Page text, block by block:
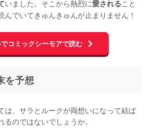
いました。そこから熱烈に愛されること
んでいてきゅんきゅんが止まりません！
コミックシーモアで読む
を予想
は、サラとルークが両想いになって結ば
のではないでしょうか。